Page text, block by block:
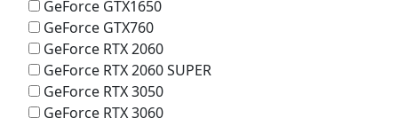
GeForce GTX1650
GeForce GTX760
GeForce RTX 2060
GeForce RTX 2060 SUPER
GeForce RTX 3050
GeForce RTX 3060